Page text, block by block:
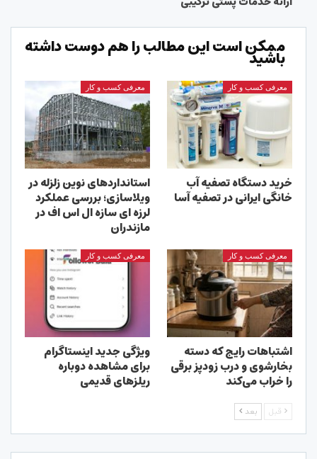
ممکن است این مطالب را هم دوست داشته
باشید
معرفی کسب و کار
خرید دستگاه تصفیه آب
خانگی ایرانی در تصفیه آسا
معرفی کسب و کار
استانداردهای نوین زلزله در
ویلاسازی؛ بررسی عملکرد
لرزه ای سازه ال اس اف در
مازندران
معرفی کسب و کار
اشتباهات رایج که دسته
بخارشوی و درب زودپز برقی
را خراب می‌کند
معرفی کسب و کار
ویژگی جدید اینستاگرام
برای مشاهده دوباره
ریلزهای قدیمی
قبل بعد